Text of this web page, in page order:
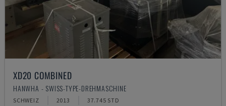
XD20 COMBINED
HANWHA - SWISS-TYPE-DREHMASCHINE
SCHWEIZ 2013 37.745 STD